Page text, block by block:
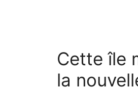
Cette île
la